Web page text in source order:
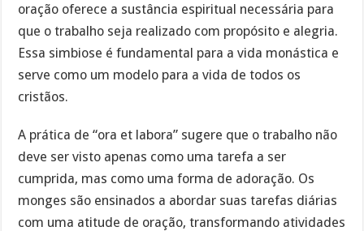
oração oferece a sustância espiritual necessária para
que o trabalho seja realizado com propósito e alegria.
Essa simbiose é fundamental para a vida monástica e
serve como um modelo para a vida de todos os
cristãos.
A prática de “ora et labora” sugere que o trabalho não
deve ser visto apenas como uma tarefa a ser
cumprida, mas como uma forma de adoração. Os
monges são ensinados a abordar suas tarefas diárias
com uma atitude de oração, transformando atividades